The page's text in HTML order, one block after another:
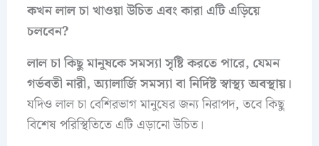
কখন লাল চা খাওয়া উচিত এবং কারা এটি এড়িয়ে
চলবেন?
লাল চা কিছু মানুষকে সমস্যা সৃষ্টি করতে পারে, যেমন
গর্ভবতী নারী, অ্যালার্জি সমস্যা বা নির্দিষ্ট স্বাস্থ্য অবস্থায়।
যদিও লাল চা বেশিরভাগ মানুষের জন্য নিরাপদ, তবে কিছু
বিশেষ পরিস্থিতিতে এটি এড়ানো উচিত।